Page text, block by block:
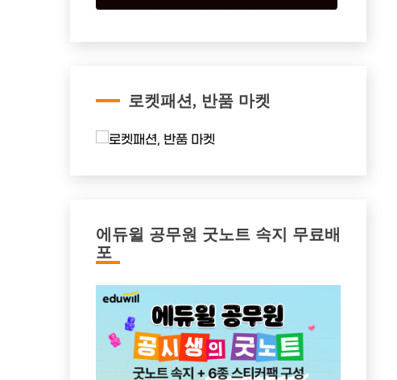
로켓패션, 반품 마켓
에듀윌 공무원 굿노트 속지 무료배
포